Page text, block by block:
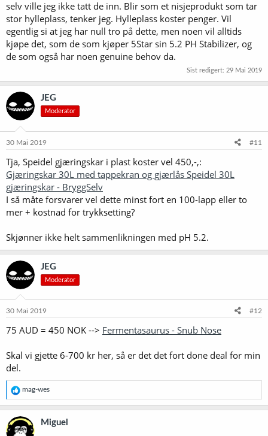
selv ville jeg ikke tatt de inn. Blir som et nisjeprodukt som tar
stor hylleplass, tenker jeg. Hylleplass koster penger. Vil
egentlig si at jeg har null tro på dette, men noen vil alltids
kjøpe det, som de som kjøper 5Star sin 5.2 PH Stabilizer, og
de som også har noen genuine behov da.
Sist redigert: 29 Mai 2019
JEG
Moderator
30 Mai 2019 #11
Tja, Speidel gjæringskar i plast koster vel 450,-,:
Gjæringskar 30L med tappekran og gjærlås Speidel 30L
gjæringskar - BryggSelv
I så måte forsvarer vel dette minst fort en 100-lapp eller to
mer + kostnad for trykksetting?
Skjønner ikke helt sammenlikningen med pH 5.2.
JEG
Moderator
30 Mai 2019 #12
75 AUD = 450 NOK --> Fermentasaurus - Snub Nose
Skal vi gjette 6-700 kr her, så er det det fort done deal for min
del.
R
e
a
k
s
mag-wes
Miguel